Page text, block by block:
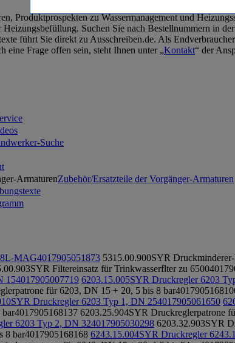
Produktprospekten zu Wassermanagement und
Suchen Sie nach Bestellnummern in
führt Sie direkt zu Ausschreiben.de. Als
Frage offen sein, steht Ihnen unter „Kontakt“ der
Suche
ArmaturenZubehör/Ersatzteile der Vorgänger-Armaturen
MAG4017905051873 5315.00.900SYR
SYR Filtereinsatz für Trinkwasserflter zu 6500
154017905007719 6203.15.005SYR Druckregler 6203
für 6203, DN 15 + 20, 5 bis 8 bar
SYR Druckregler 6203 Typ 1, DN 254017905061650
bar4017905168137 6203.25.904SYR Druckreglerpatrone
6203 Typ 2, DN 324017905030298 6203.32.903SYR
8 bar4017905168168 6243.15.004SYR Druckregler